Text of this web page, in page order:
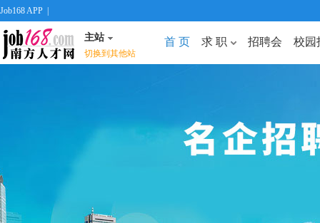
Job168 APP
主站
切换到其他站
首 页 求 职 招聘会 校园